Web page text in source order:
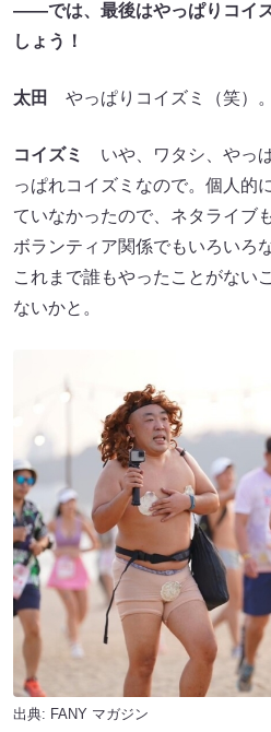
――では、最後はやっぱりコイ
しょう！
太田 やっぱりコイズミ（笑）。
コイズミ
いや、ワタシ、やっ
っぱれコイズミなので。個人的
ていなかったので、ネタライブ
ボランティア関係でもいろいろ
これまで誰もやったことがない
ないかと。
出典: FANY マガジン